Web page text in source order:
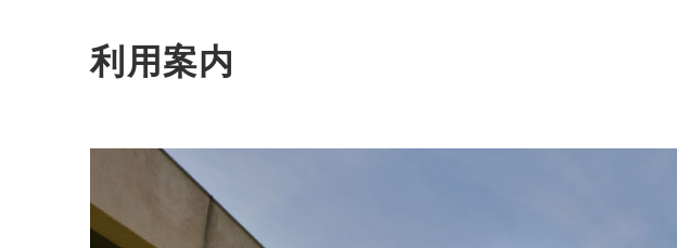
利用案内